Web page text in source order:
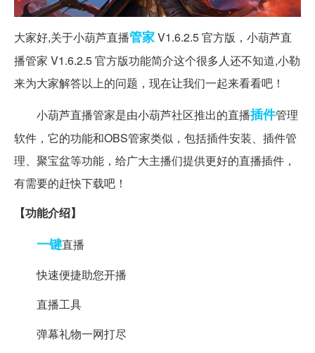
大家好,关于小葫芦直播管家V1.6.2.5 官方版，小葫芦直
播管家 V1.6.2.5 官方版功能简介这个很多人还不知道,小勒
来为大家解答以上的问题，现在让我们一起来看看吧！
小葫芦直播管家是由小葫芦社区推出的直播插件管理
软件，它的功能和OBS管家类似，包括插件安装、插件管
理、聚宝盆等功能，给广大主播们提供更好的直播插件，
有需要的赶快下载吧！
【功能介绍】
一键直播
快速便捷助您开播
直播工具
弹幕礼物一网打尽